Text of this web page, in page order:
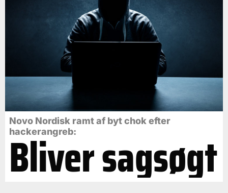
Novo Nordisk ramt af byt chok efter
hackerangreb:
Bliver sagsøgt